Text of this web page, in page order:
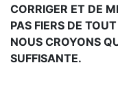
CORRIGER ET DE
PAS FIERS DE
NOUS CROYONS
SUFFISANTE.